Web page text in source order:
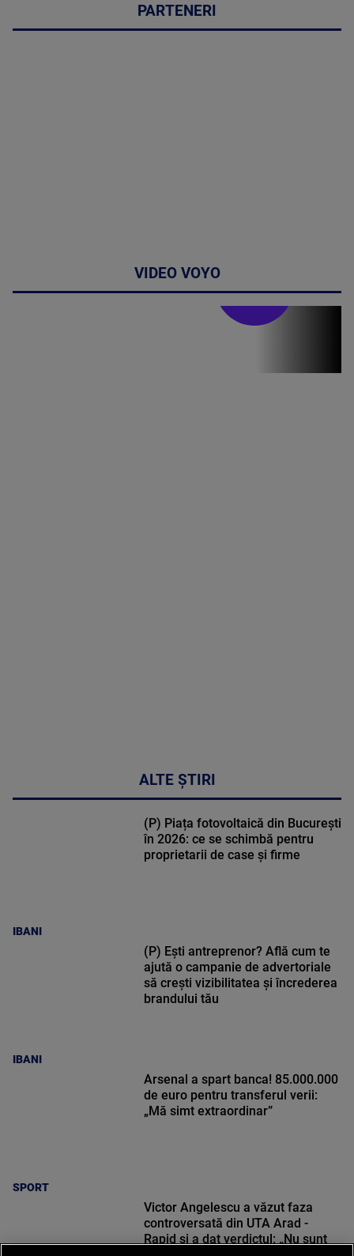
PARTENERI
VIDEO VOYO
ALTE ȘTIRI
IBANI
(P) Piața fotovoltaică din București
în 2026: ce se schimbă pentru
proprietarii de case și firme
IBANI
(P) Ești antreprenor? Află cum te
ajută o campanie de advertoriale
să crești vizibilitatea și încrederea
brandului tău
SPORT
Arsenal a spart banca! 85.000.000
de euro pentru transferul verii:
„Mă simt extraordinar”
Victor Angelescu a văzut faza
controversată din UTA Arad -
Rapid și a dat verdictul: „Nu sunt